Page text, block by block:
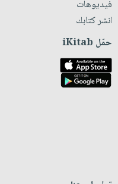
فيديوهات
انشر كتابك
حمّل iKitab